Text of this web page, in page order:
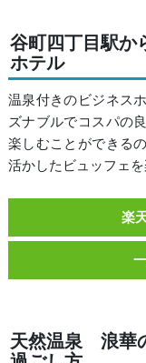
谷町四丁目駅か
ホテル
温泉付きのビジネス
ズナブルでコスパの
楽しむことができる
活かしたビュッフェを
楽
天然温泉 浪華